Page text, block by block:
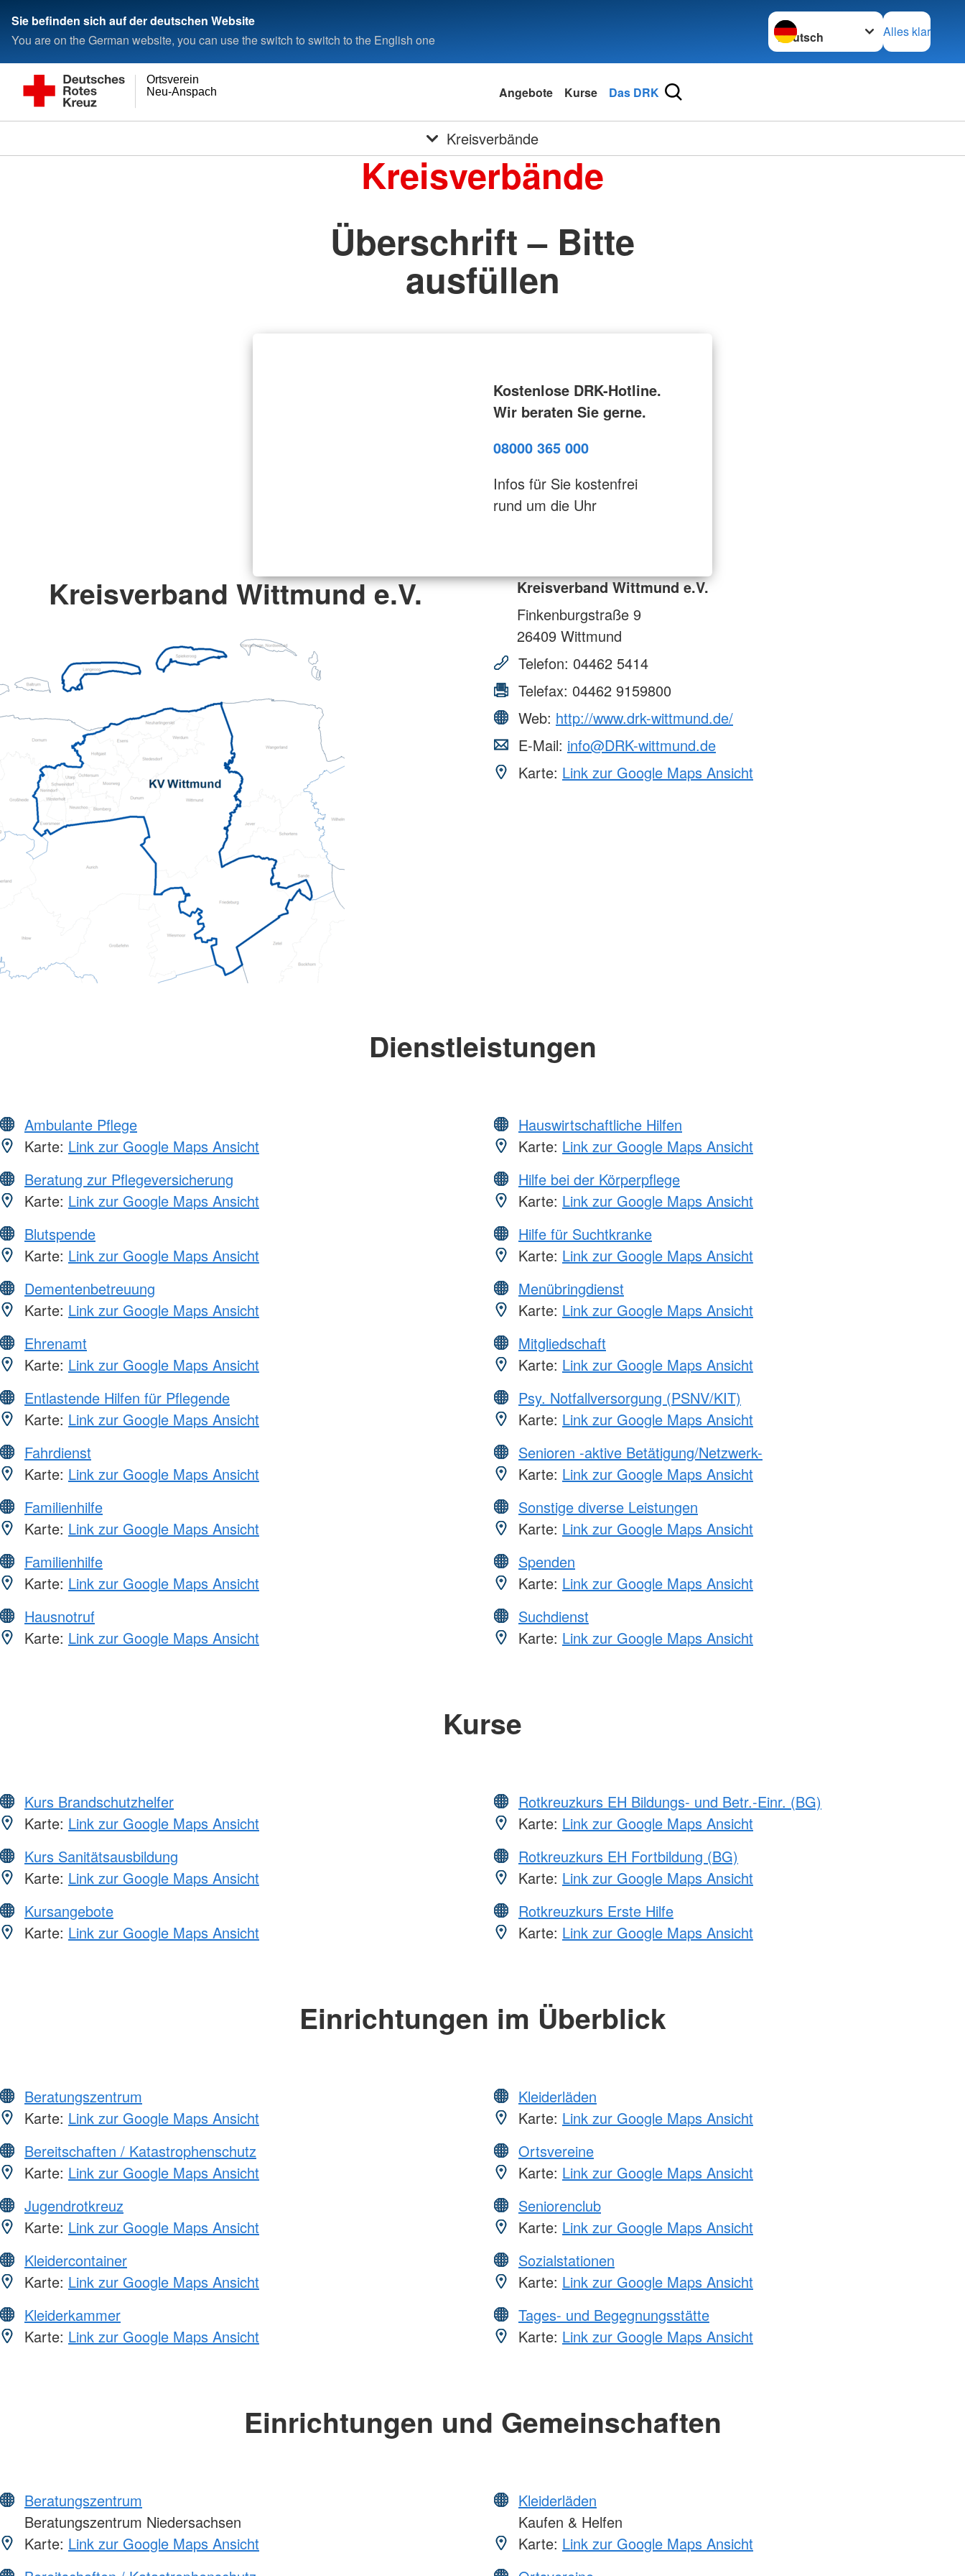
Sie befinden sich auf der deutschen Website
You are on the German website, you can use the switch to switch to the English one
Sprache wechseln zu
Alles klar
Neu-Anspach
Ortsverein
Angebote Kurse Das DRK
Kreisverbände
Kreisverbände
Überschrift – Bitte
ausfüllen
Kostenlose DRK-Hotline.
Wir beraten Sie gerne.
08000 365 000
Infos für Sie kostenfrei
rund um die Uhr
Kreisverband Wittmund e.V.
Kreisverband Wittmund e.V.
Finkenburgstraße 9
26409 Wittmund
Telefon: 04462 5414
Telefax: 04462 9159800
Web: http://www.drk-wittmund.de/
E-Mail: info@DRK-wittmund.de
Karte: Link zur Google Maps Ansicht
Dienstleistungen
Ambulante Pflege
Karte: Link zur Google Maps Ansicht
Beratung zur Pflegeversicherung
Karte: Link zur Google Maps Ansicht
Blutspende
Karte: Link zur Google Maps Ansicht
Dementenbetreuung
Karte: Link zur Google Maps Ansicht
Ehrenamt
Karte: Link zur Google Maps Ansicht
Entlastende Hilfen für Pflegende
Karte: Link zur Google Maps Ansicht
Fahrdienst
Karte: Link zur Google Maps Ansicht
Familienhilfe
Karte: Link zur Google Maps Ansicht
Familienhilfe
Karte: Link zur Google Maps Ansicht
Hausnotruf
Karte: Link zur Google Maps Ansicht
Hauswirtschaftliche Hilfen
Karte: Link zur Google Maps Ansicht
Hilfe bei der Körperpflege
Karte: Link zur Google Maps Ansicht
Hilfe für Suchtkranke
Karte: Link zur Google Maps Ansicht
Menübringdienst
Karte: Link zur Google Maps Ansicht
Mitgliedschaft
Karte: Link zur Google Maps Ansicht
Psy. Notfallversorgung (PSNV/KIT)
Karte: Link zur Google Maps Ansicht
Senioren -aktive Betätigung/Netzwerk-
Karte: Link zur Google Maps Ansicht
Sonstige diverse Leistungen
Karte: Link zur Google Maps Ansicht
Spenden
Karte: Link zur Google Maps Ansicht
Suchdienst
Karte: Link zur Google Maps Ansicht
Kurse
Kurs Brandschutzhelfer
Karte: Link zur Google Maps Ansicht
Kurs Sanitätsausbildung
Karte: Link zur Google Maps Ansicht
Kursangebote
Karte: Link zur Google Maps Ansicht
Rotkreuzkurs EH Bildungs- und Betr.-Einr. (BG)
Karte: Link zur Google Maps Ansicht
Rotkreuzkurs EH Fortbildung (BG)
Karte: Link zur Google Maps Ansicht
Rotkreuzkurs Erste Hilfe
Karte: Link zur Google Maps Ansicht
Einrichtungen im Überblick
Beratungszentrum
Karte: Link zur Google Maps Ansicht
Bereitschaften / Katastrophenschutz
Karte: Link zur Google Maps Ansicht
Jugendrotkreuz
Karte: Link zur Google Maps Ansicht
Kleidercontainer
Karte: Link zur Google Maps Ansicht
Kleiderkammer
Karte: Link zur Google Maps Ansicht
Kleiderläden
Karte: Link zur Google Maps Ansicht
Ortsvereine
Karte: Link zur Google Maps Ansicht
Seniorenclub
Karte: Link zur Google Maps Ansicht
Sozialstationen
Karte: Link zur Google Maps Ansicht
Tages- und Begegnungsstätte
Karte: Link zur Google Maps Ansicht
Einrichtungen und Gemeinschaften
Beratungszentrum
Beratungszentrum Niedersachsen
Karte: Link zur Google Maps Ansicht
Kleiderläden
Kaufen & Helfen
Karte: Link zur Google Maps Ansicht